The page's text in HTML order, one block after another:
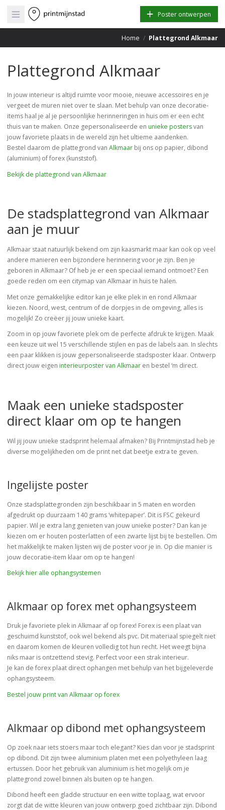
Open main menu Poster ontwerpen
Home / Plattegrond Alkmaar
Plattegrond Alkmaar
In jouw interieur is altijd ruimte voor mooie, nieuwe accessoires en je
vergeet de muren niet over te slaan. Met behulp van onze decoratie-
items haal je al je persoonlijke herinneringen in huis om er een echt
thuis van te maken. Onze gepersonaliseerde en unieke postersvan
jouw favoriete plaats in de wereld zijn het ultieme aandenken.
Bestel daarom de plattegrond van Alkmaar bij ons op papier, dibond
(aluminium) of forex (kunststof).
Bekijk de plattegrond van Alkmaar
De stadsplattegrond van Alkmaar
aan je muur
Alkmaar staat natuurlijk bekend om zijn kaasmarkt maar kan ook op veel
andere manieren een bijzondere herinnering voor je zijn. Ben je
geboren in Alkmaar? Of heb je er een speciaal iemand ontmoet? Een
goede reden om een citymap van Alkmaar in huis te halen.
Met onze gemakkelijke editor kan je elke plek in en rond Alkmaar
kiezen. Noord, west, centrum of de dorpjes in de omgeving, alles is
mogelijk! Zo creëer jij jouw unieke kaart.
Zoom in op jouw favoriete plek om de perfecte afdruk te krijgen. Maak
een keuze uit wel 15 verschillende stijlen en pas de labels aan. In slechts
een paar klikken is jouw gepersonaliseerde stadsposter klaar. Ontwerp
direct jouw eigen interieurposter van Alkmaar en bestel ‘m direct.
Maak een unieke stadsposter
direct klaar om op te hangen
Wil jij jouw unieke stadsprint helemaal afmaken? Bij Printmijnstad heb je
diverse mogelijkheden om de print net dat beetje extra te geven.
Ingelijste poster
Onze stadsplattegronden zijn beschikbaar in 5 maten en worden
afgedrukt op duurzaam 140 grams ‘whitepaper’. Dit is FSC gekeurd
papier. Wil je extra lang genieten van jouw unieke poster? Dan kan je
kiezen om er houten posterlatten of een zwarte lijst bij te bestellen. Om
het makkelijk te maken lijsten wij de poster voor je in. Op die manier is
jouw decoratie-item klaar om op te hangen!
Bekijk hier alle ophangsystemen
Alkmaar op forex met ophangsysteem
Druk je favoriete plek in Alkmaar af op forex! Forex is een plaat van
geschuimd kunststof, ook wel bekend als pvc. Dit materiaal spiegelt niet
en daarom komen de kleuren volledig tot hun recht. Het weegt bijna
niks maar is ontzettend stevig. Perfect voor een strak interieur.
Je kan de forex plaat direct ophangen met behulp van het bijgeleverde
ophangsysteem.
Bestel jouw print van Alkmaar op forex
Alkmaar op dibond met ophangsysteem
Op zoek naar iets stoers maar toch elegant? Kies dan voor je stadsprint
op dibond. Dit zijn twee aluminium platen met een polyethyleen laag
ertussen. Door het gebruik van aluminium is het mogelijk om je
plattegrond zowel binnen als buiten op te hangen.
Dibond heeft een gladde structuur en een witte toplaag, wat ervoor
zorgt dat de witte kleuren van jouw ontwerp goed zichtbaar zijn. Dibond